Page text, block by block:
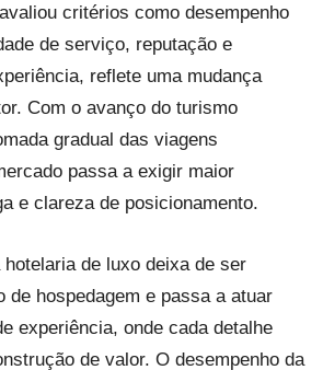
critérios como desempenho
de serviço, reputação e
reflete uma mudança
Com o avanço do turismo
gradual das viagens
passa a exigir maior
e clareza de posicionamento.
de luxo deixa de ser
de hospedagem e passa a atuar
experiência, onde cada detalhe
de valor. O desempenho da